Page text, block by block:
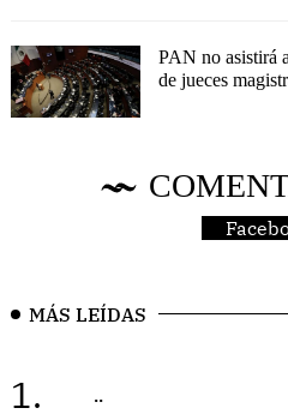
PAN no asistirá
de jueces
MÁS LEÍDAS
1. ..